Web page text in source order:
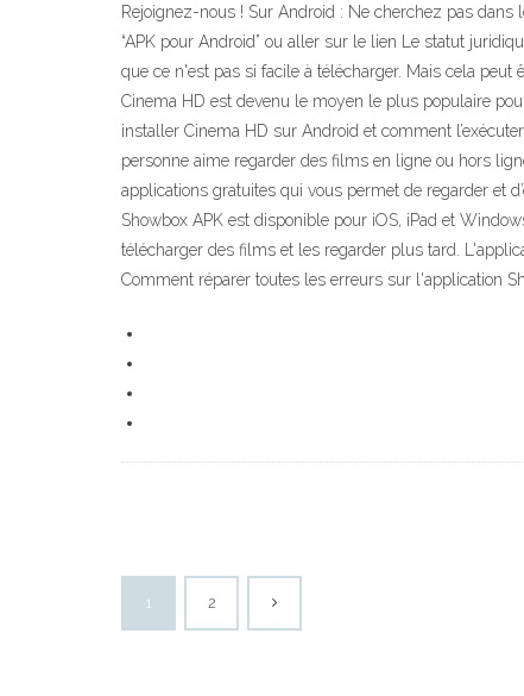
Rejoignez-nous ! Sur Android : Ne cherchez pas dans
“APK pour Android” ou aller sur le lien Le statut
que ce n'est pas si facile à télécharger. Mais cela
Cinema HD est devenu le moyen le plus populaire
installer Cinema HD sur Android et comment
personne aime regarder des films en ligne ou hors
applications gratuites qui vous permet de regarder et
Showbox APK est disponible pour iOS, iPad et
télécharger des films et les regarder plus tard.
Comment réparer toutes les erreurs sur l'application
1 2